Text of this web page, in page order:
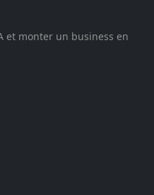
et monter un business en